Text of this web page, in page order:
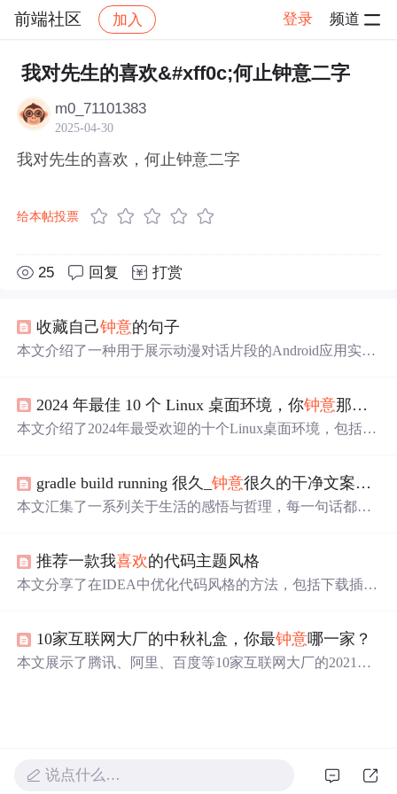
前端社区 加入 登录 频道
社区 前端社区 感慨 帖子详情
我对先生的喜欢&#xff0c;何止钟意二字
m0_71101383
2025-04-30
我对先生的喜欢，何止钟意二字
给本帖投票
25 回复 打赏
收藏自己钟意的句子
本文介绍了一种用于展示动漫对话片段的Android应用实
2024 年最佳 10 个 Linux 桌面环境，你钟意那个？
本文介绍了2024年最受欢迎的十个Linux桌面环境，包括G
gradle build running 很久_钟意很久的干净文案语录
本文汇集了一系列关于生活的感悟与哲理，每一句话都是
及如何寻找生活中的小确幸。
推荐一款我喜欢的代码主题风格
本文分享了在IDEA中优化代码风格的方法，包括下载插
10家互联网大厂的中秋礼盒，你最钟意哪一家？
本文展示了腾讯、阿里、百度等10家互联网大厂的2021年
说点什么…